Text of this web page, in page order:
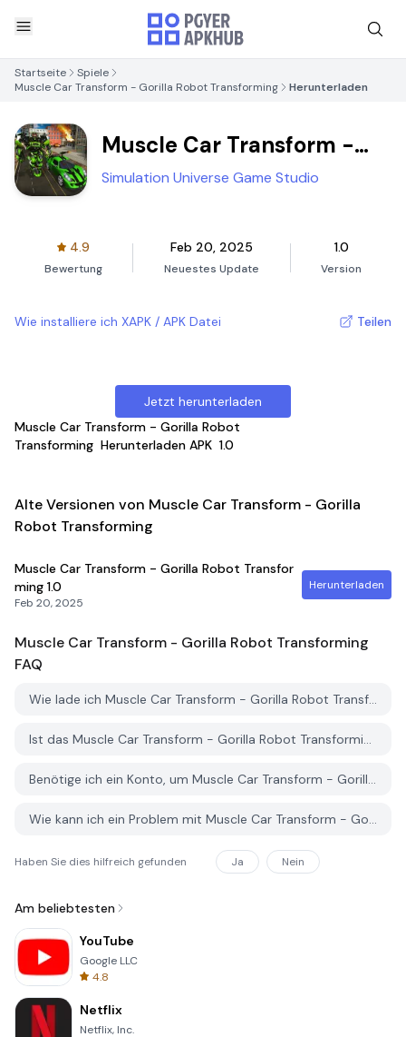
Startseite
Spiele
Muscle Car Transform - Gorilla Robot Transforming
Herunterladen
Muscle Car Transform -
Gorilla Robot Transforming
Simulation Universe Game Studio
4.9
Bewertung
Feb 20, 2025
Neuestes Update
1.0
Version
Wie installiere ich XAPK / APK Datei Teilen
Jetzt herunterladen
Muscle Car Transform - Gorilla Robot
Transforming Herunterladen APK 1.0
Alte Versionen von Muscle Car Transform - Gorilla
Robot Transforming
Muscle Car Transform - Gorilla Robot Transfor
ming 1.0
Feb 20, 2025
Herunterladen
Muscle Car Transform - Gorilla Robot Transforming
FAQ
Wie lade ich Muscle Car Transform - Gorilla Robot Transforming von PGYER APK HUB herunter?
Ist das Muscle Car Transform - Gorilla Robot Transforming auf PGYER APK HUB kostenlos zum Download?
Benötige ich ein Konto, um Muscle Car Transform - Gorilla Robot Transforming von PGYER APK HUB herunterzuladen?
Wie kann ich ein Problem mit Muscle Car Transform - Gorilla Robot Transforming auf PGYER APK HUB melden?
Haben Sie dies hilfreich gefunden Ja Nein
Am beliebtesten
YouTube
Google LLC
4.8
Netflix
Netflix, Inc.